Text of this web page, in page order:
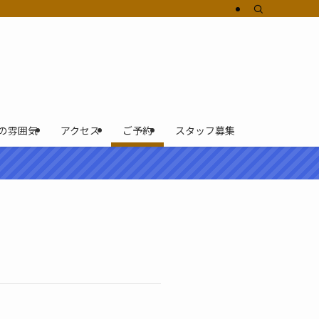
雰囲気 アクセス ご予約 スタッフ募集